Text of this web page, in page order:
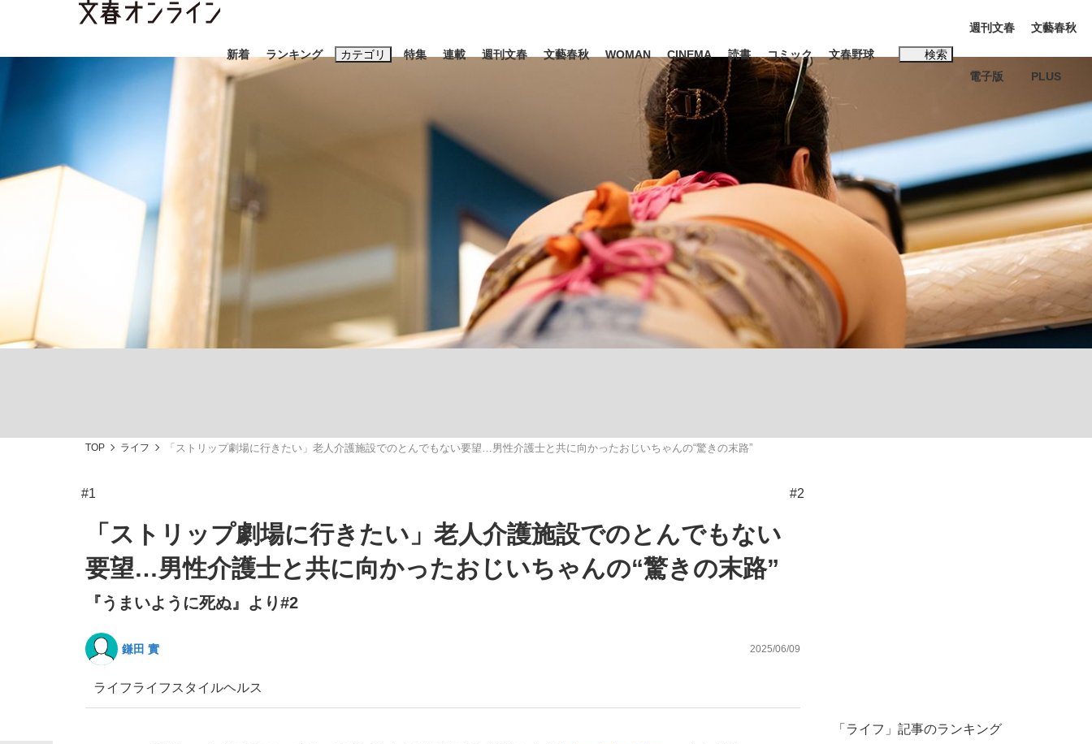
新着 ランキング カテゴリ
ビジネス インタビュー
「90%は失敗する。でも…」本田圭佑が初めて明かした日本代表監督に... 「最悪の空気のまま解散」WBC日本代表“敗戦”の真実 選手が明かす...
「目標達成できなかったからと言って…」サッカー日本代表・森保一監督...
特集
終戦から81年
観る将棋、読む将棋
連載 週刊文春 文藝春秋 WOMAN CINEMA 読書 コミック 文春野球 検索
おすすめのキーワードタグ一覧
#後藤真希 #森岡毅 #城彰二 #内田有紀
週刊文春
電子版
文藝春秋
PLUS
TOP ライフ 「ストリップ劇場に行きたい」老人介護施設でのとんでもない要望…男性介護士と共に向かったおじいちゃんの“驚きの末路”
#1 #2
「ストリップ劇場に行きたい」老人介護施設でのとんでもない
要望…男性介護士と共に向かったおじいちゃんの“驚きの末路”
『うまいように死ぬ』より#2
鎌田 實 2025/06/09
ライフライフスタイルヘルス
「ライフ」記事のランキング